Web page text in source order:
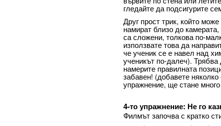
гледайте да подсигурите
Друг прост трик, който
намират близо до
са сложени, толкова по-
използвате това да
че ученик се е навел над
ученикът по-далеч).
намерите правилната
забавен! (добавете
упражнение, ще стане
4-то упражнение: Не го
Филмът започва с кратко